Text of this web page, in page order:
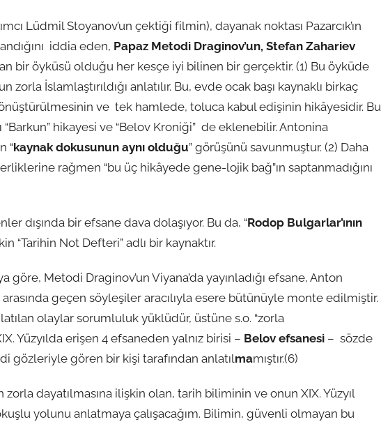
Lüdmil Stoyanov’un çektiği filmin), dayanak noktası Pazarcık’ın
iddia eden, Papaz Metodi Draginov’un, Stefan Zahariev
bir öyküsü olduğu her kesçe iyi bilinen bir gerçektir. (1) Bu öyküde
zorla İslamlaştırıldığı anlatılır. Bu, evde ocak başı kaynaklı birkaç
ve tek hamlede, toluca kabul edişinin hikâyesidir. Bu
“Barkun” hikayesi ve “Belov Kroniği” de eklenebilir. Antonina
“kaynak dokusunun aynı olduğu” görüşünü savunmuştur. (2) Daha
rağmen “bu üç hikâyede gene-lojik bağ”ın saptanmadığını
dışında bir efsane dava dolaşıyor. Bu da, “Rodop Bulgarlar’ının
“Tarihin Not Defteri” adlı bir kaynaktır.
göre, Metodi Draginov’un Viyana’da yayınladığı efsane, Anton
geçen söyleşiler aracılıyla esere bütünüyle monte edilmiştir.
olaylar sorumluluk yüklüdür, üstüne s.o. “zorla
Yüzyılda erişen 4 efsaneden yalnız birisi – Belov efsanesi – sözde
gözleriyle gören bir kişi tarafından anlatılmamıştır.(6)
zorla dayatılmasına ilişkin olan, tarih biliminin ve onun XIX. Yüzyıl
yolunu anlatmaya çalışacağım. Bilimin, güvenli olmayan bu